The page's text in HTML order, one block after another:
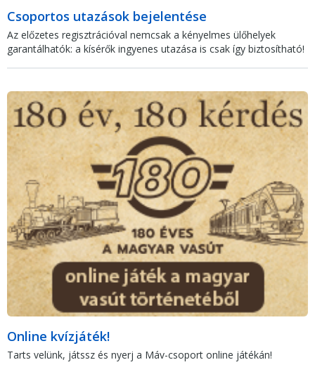
Csoportos utazások bejelentése
Az előzetes regisztrációval nemcsak a kényelmes ülőhelyek
garantálhatók: a kísérők ingyenes utazása is csak így biztosítható!
Online kvízjáték!
Tarts velünk, játssz és nyerj a Máv-csoport online játékán!